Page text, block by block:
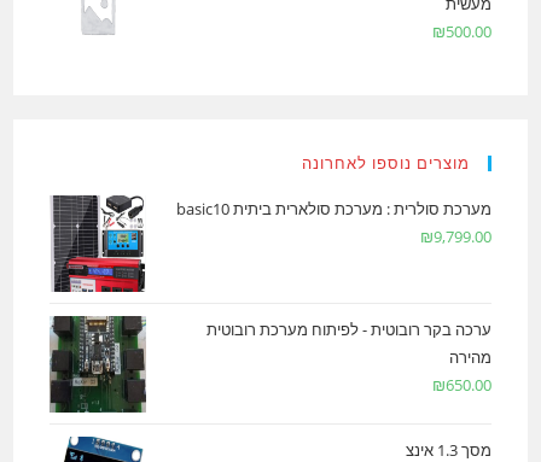
₪500.00
מוצרים נוספו לאחרונה
מערכת סולרית : מערכת סולארית ביתית basic10
₪9,799.00
ערכה בקר רובוטית - לפיתוח מערכת רובוטית
מהירה
₪650.00
מסך 1.3 אינצ